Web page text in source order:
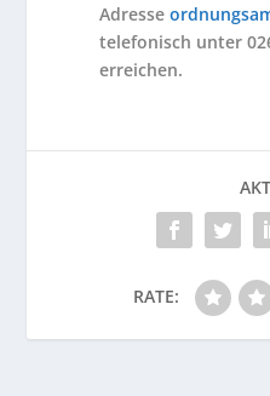
Adresse
telefonisch unter
erreichen.
RATE: